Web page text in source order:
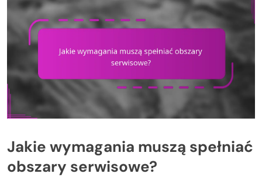
Jakie wymagania muszą spełniać
obszary serwisowe?